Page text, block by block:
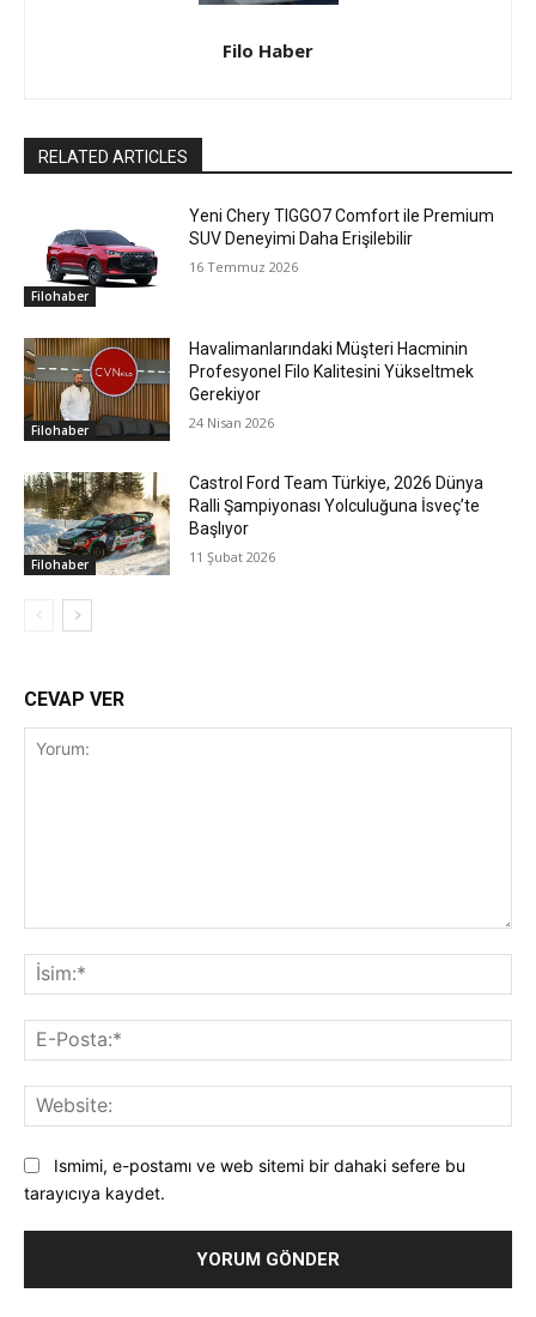
Filo Haber
RELATED ARTICLES
Filohaber
Yeni Chery TIGGO7 Comfort ile Premium
SUV Deneyimi Daha Erişilebilir
16 Temmuz 2026
Filohaber
Havalimanlarındaki Müşteri Hacminin
Profesyonel Filo Kalitesini Yükseltmek
Gerekiyor
24 Nisan 2026
Filohaber
Castrol Ford Team Türkiye, 2026 Dünya
Ralli Şampiyonası Yolculuğuna İsveç’te
Başlıyor
11 Şubat 2026
CEVAP VER
Ismimi, e-postamı ve web sitemi bir dahaki sefere bu
tarayıcıya kaydet.